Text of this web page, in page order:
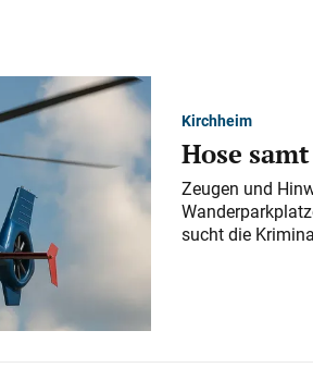
Kirchheim
Hose
Zeugen und
sucht die